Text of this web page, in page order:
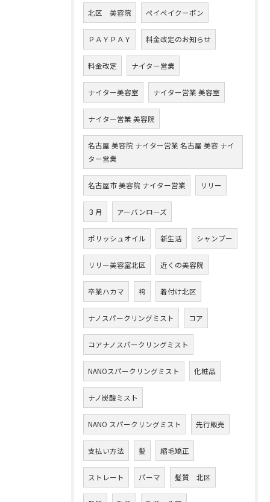
北区 美容院 ペイペイクーポン
ＰＡＹＰＡＹ 料金改定のお知らせ
料金改定 ナイター営業
ナイター美容室 ナイター営業 美容室
ナイター営業 美容院
名古屋 美容院 ナイター営業 名古屋 美容 ナイ
ター営業
名古屋市 美容院 ナイター営業 リリー
３月 アーバンローズ
ポリッシュオイル 新生活 シャンプー
リリー美容室北区 近くの美容院
卒業ハカマ 袴 着付け北区
ナノスパークリングミスト コア
コアナノスパークリングミスト
NANOスパークリングミスト 化粧品
ナノ炭酸ミスト
NANO スパークリングミスト 先行販売
支払い方法 髪 縮毛矯正
ストレート パーマ 髪質 北区